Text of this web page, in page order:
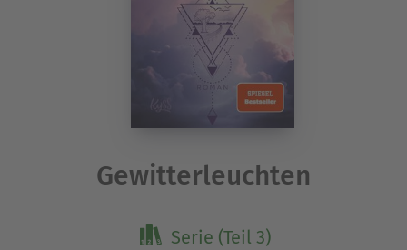
Gewitterleuchten
Serie (Teil 3)